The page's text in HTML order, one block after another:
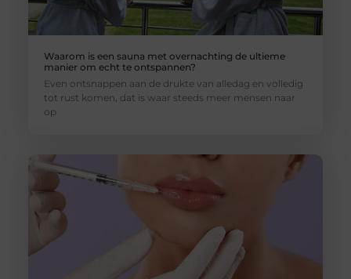
Waarom is een sauna met overnachting de ultieme
manier om echt te ontspannen?
Even ontsnappen aan de drukte van alledag en volledig
tot rust komen, dat is waar steeds meer mensen naar
op